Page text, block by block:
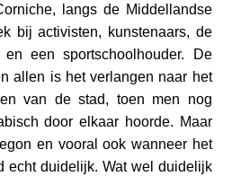
langs de Middellandse
bij activisten, kunstenaars, de
en een sportschoolhouder. De
allen is het verlangen naar het
van de stad, toen men nog
door elkaar hoorde. Maar
en vooral ook wanneer het
echt duidelijk. Wat wel duidelijk